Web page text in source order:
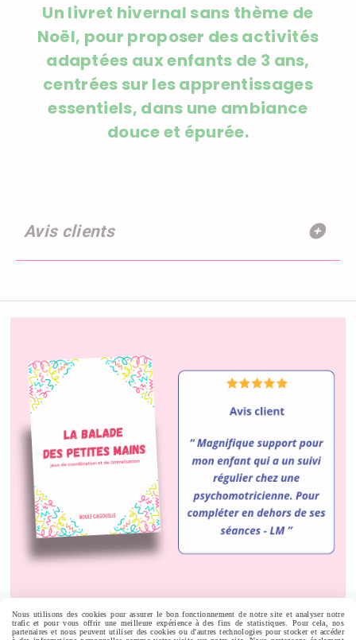
Un livret hivernal sans thème de
Noël, pour proposer des activités
adaptées aux enfants de 3 ans,
centrées sur les apprentissages
essentiels, dans une ambiance
douce et épurée.
Avis clients
Facebook est désactivé. Autoriser
Nous utilisons des cookies pour assurer le bon fonctionnement de notre site et analyser notre
trafic et pour vous offrir une meilleure expérience à des fins de statistiques. Pour cela, nos
partenaires et nous peuvent utiliser des cookies ou d'autres technologies pour stocker et accéder